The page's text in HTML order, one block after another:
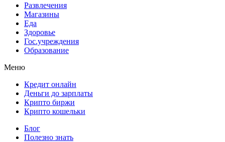
Развлечения
Магазины
Еда
Здоровье
Гос.учреждения
Образование
Меню
Кредит онлайн
Деньги до зарплаты
Крипто биржи
Крипто кошельки
Блог
Полезно знать